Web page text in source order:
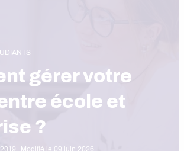
gérer votre
école et
?
Modifié le 09 juin 2026